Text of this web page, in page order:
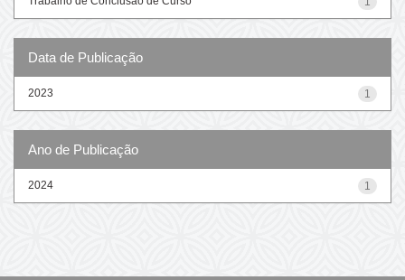
Data de Publicação
1
2023
Ano de Publicação
1
2024